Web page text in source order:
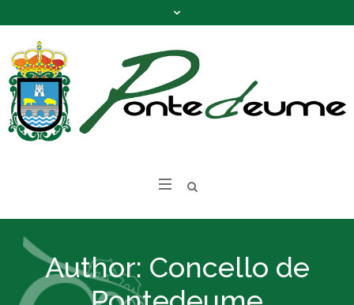
Author: Concello de